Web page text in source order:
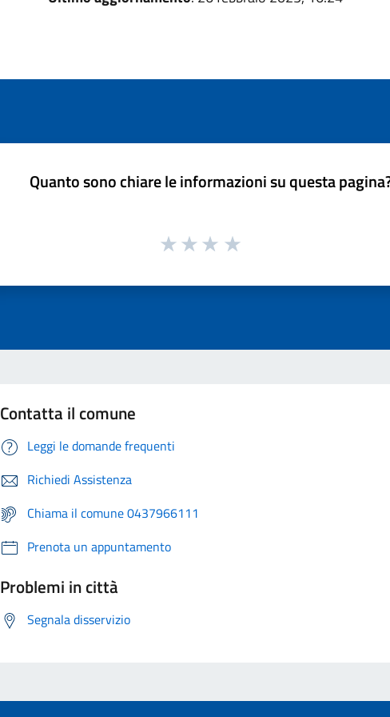
Quanto sono chiare le informazioni su questa
Contatta il comune
Leggi le domande frequenti
Richiedi Assistenza
Chiama il comune 0437966111
Prenota un appuntamento
Problemi in città
Segnala disservizio